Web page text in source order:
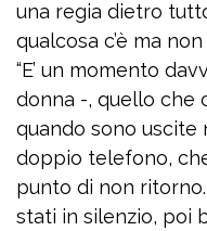
una regia dietro
qualcosa c’è ma
“E’ un momento
donna -, quello che
quando sono uscite
doppio telefono, che
punto di non
stati in silenzio, poi